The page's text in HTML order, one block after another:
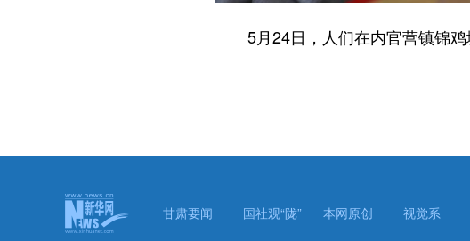
5月24日，人们在内官营镇锦鸡
甘肃要闻 国社观“陇” 本网原创 视觉系